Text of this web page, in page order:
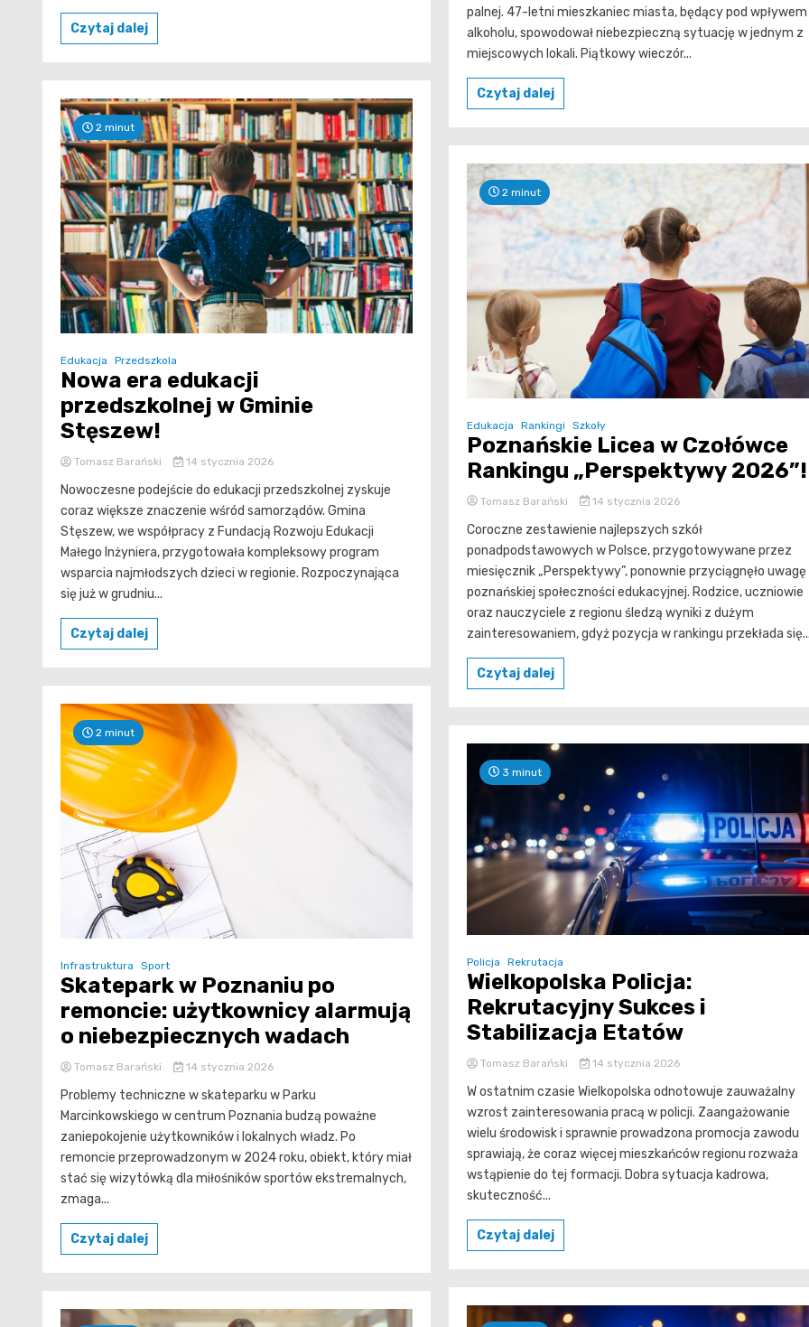
Czytaj dalej
2 minut
Edukacja Przedszkola
Nowa era edukacji
przedszkolnej w Gminie
Stęszew!
Tomasz Barański 14 stycznia 2026
Nowoczesne podejście do edukacji przedszkolnej zyskuje
coraz większe znaczenie wśród samorządów. Gmina
Stęszew, we współpracy z Fundacją Rozwoju Edukacji
Małego Inżyniera, przygotowała kompleksowy program
wsparcia najmłodszych dzieci w regionie. Rozpoczynająca
się już w grudniu...
Czytaj dalej
2 minut
Infrastruktura Sport
Skatepark w Poznaniu po
remoncie: użytkownicy alarmują
o niebezpiecznych wadach
Tomasz Barański 14 stycznia 2026
Problemy techniczne w skateparku w Parku
Marcinkowskiego w centrum Poznania budzą poważne
zaniepokojenie użytkowników i lokalnych władz. Po
remoncie przeprowadzonym w 2024 roku, obiekt, który miał
stać się wizytówką dla miłośników sportów ekstremalnych,
zmaga...
Czytaj dalej
palnej. 47-letni mieszkaniec miasta, będący pod wpływem
alkoholu, spowodował niebezpieczną sytuację w jednym z
miejscowych lokali. Piątkowy wieczór...
Czytaj dalej
2 minut
Edukacja Rankingi Szkoły
Poznańskie Licea w Czołówce
Rankingu „Perspektywy 2026”!
Tomasz Barański 14 stycznia 2026
Coroczne zestawienie najlepszych szkół
ponadpodstawowych w Polsce, przygotowywane przez
miesięcznik „Perspektywy”, ponownie przyciągnęło uwagę
poznańskiej społeczności edukacyjnej. Rodzice, uczniowie
oraz nauczyciele z regionu śledzą wyniki z dużym
zainteresowaniem, gdyż pozycja w rankingu przekłada
Czytaj dalej
3 minut
Policja Rekrutacja
Wielkopolska Policja:
Rekrutacyjny Sukces i
Stabilizacja Etatów
Tomasz Barański 14 stycznia 2026
W ostatnim czasie Wielkopolska odnotowuje zauważalny
wzrost zainteresowania pracą w policji. Zaangażowanie
wielu środowisk i sprawnie prowadzona promocja zawodu
sprawiają, że coraz więcej mieszkańców regionu rozważa
wstąpienie do tej formacji. Dobra sytuacja kadrowa,
skuteczność...
Czytaj dalej